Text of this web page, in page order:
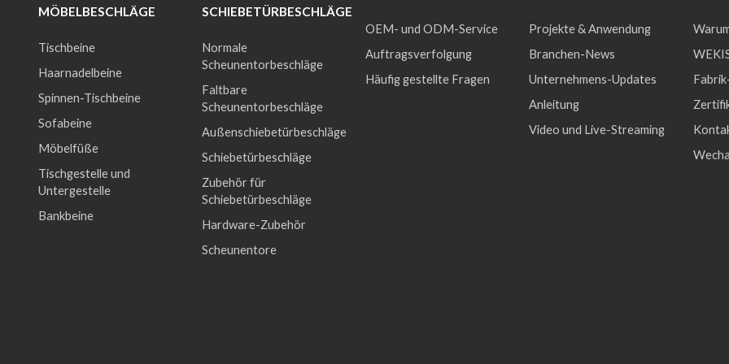
ÖBELBESCHLÄGE
Tischbeine
Haarnadelbeine
Spinnen-Tischbeine
Sofabeine
Möbelfüße
Tischgestelle und
Untergestelle
Bankbeine
SCHIEBETÜRBESCHLÄGE
Normale
Scheunentorbeschläge
Faltbare
Scheunentorbeschläge
Außenschiebetürbeschläge
Schiebetürbeschläge
Zubehör für
Schiebetürbeschläge
Hardware-Zubehör
Scheunentore
OEM- und ODM-Service
Auftragsverfolgung
Häufig gestellte Fragen
Projekte & Anwendung
Branchen-News
Unternehmens-Updates
Anleitung
Video und Live-Streaming